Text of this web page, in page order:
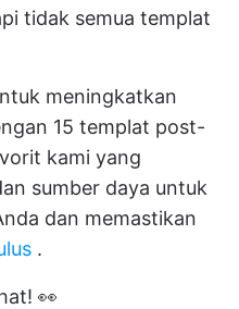
tidak semua templat
meningkatkan
15 templat post-
kami yang
sumber daya untuk
dan memastikan
.
👀